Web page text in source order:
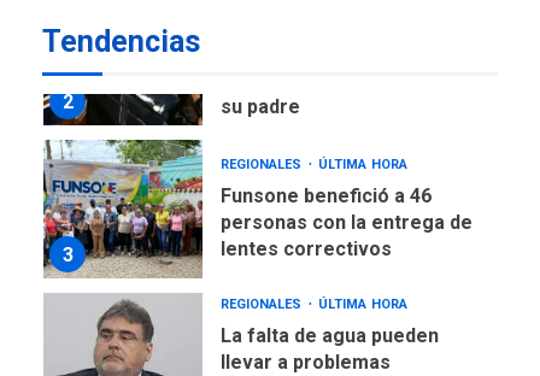
Tendencias
2
su padre
3
REGIONALES ÚLTIMA HORA
Funsone benefició a 46
personas con la entrega de
lentes correctivos
REGIONALES ÚLTIMA HORA
La falta de agua pueden
llevar a problemas